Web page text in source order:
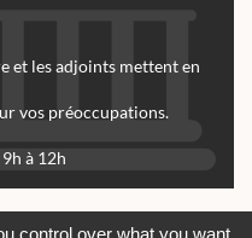
et les adjoints mettent en
vos préoccupations.
à 12h
control over what you want